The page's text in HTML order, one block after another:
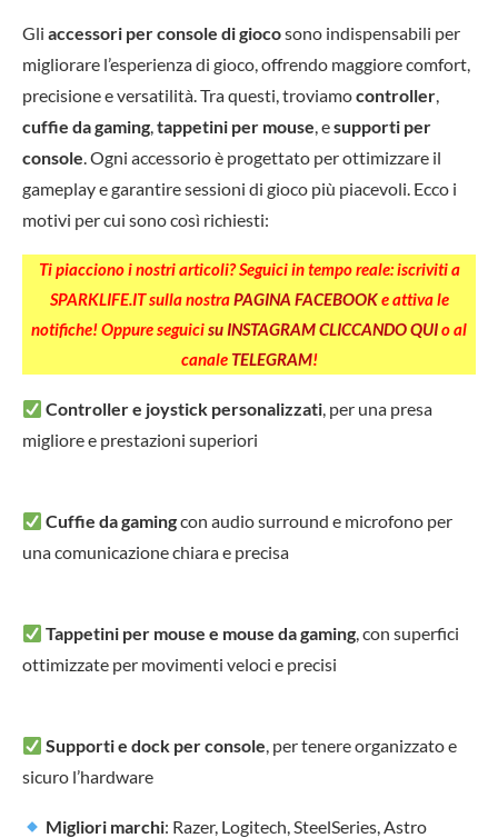
Gli accessori per console di giocosono indispensabili per
migliorare l’esperienza di gioco, offrendo maggiore comfort,
precisione e versatilità. Tra questi, troviamocontroller,
cuffie da gaming,tappetini per mouse, esupporti per
console. Ogni accessorio è progettato per ottimizzare il
gameplay e garantire sessioni di gioco più piacevoli. Ecco i
motivi per cui sono così richiesti:
Ti piacciono i nostri articoli? Seguici in tempo reale: iscriviti a
SPARKLIFE.IT sulla nostraPAGINA FACEBOOKe attiva le
notifiche! Oppure seguicisu INSTAGRAM CLICCANDO QUIo al
canale TELEGRAM!
Controller e joystick personalizzati, per una presa
migliore e prestazioni superiori
Cuffie da gamingcon audio surround e microfono per
una comunicazione chiara e precisa
Tappetini per mouse e mouse da gaming, con superfici
ottimizzate per movimenti veloci e precisi
Supporti e dock per console, per tenere organizzato e
sicuro l’hardware
Migliori marchi: Razer, Logitech, SteelSeries, Astro